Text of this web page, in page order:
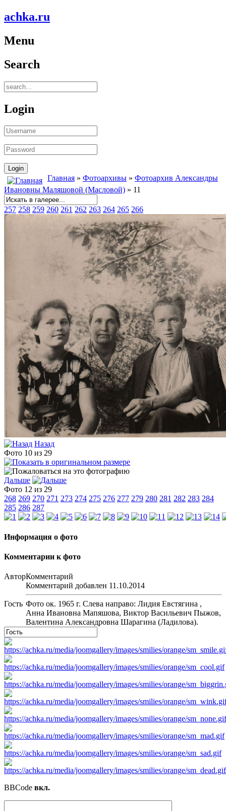
achka.ru
Menu
Search
Login
Главная » Фотоархивы » Фотоархив Александры
Ивановны Маляшовой (Масловой) » 11
257 258 259 260 261 262 263 264 265 266
Назад
Фото 10 из 29
Дальше
Фото 12 из 29
268 269 270 271 273 274 275 276 277 279 280 281 282 283 284
285 286 287
Информация о фото
Комментарии к фото
АвторКомментарий
Гость
Комментарий добавлен 11.10.2014
Фото ок. 1965 г. Слева направо: Лидия Евстягина ,
Анна Ивановна Мапяшова, Виктор Васильевич Пыжов,
Валентина Александровна Шарагина (Ладилова).
BBCode вкл.